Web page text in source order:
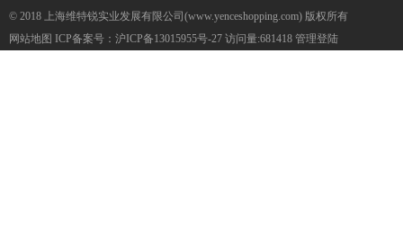
© 2018 上海维特锐实业发展有限公司(www.yenceshopping.com) 版权所有
网站地图 ICP备案号： 沪ICP备13015955号-27 访问量:681418 管理登陆